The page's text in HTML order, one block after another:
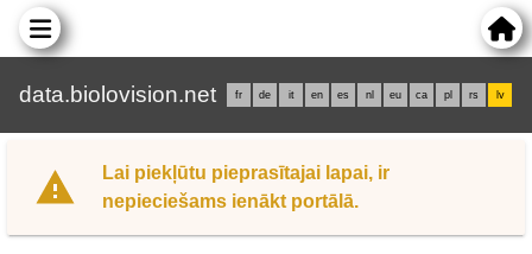
data.biolovision.net fr de it en es nl eu ca pl rs lv
Lai piekļūtu pieprasītajai lapai, ir
nepieciešams ienākt portālā.